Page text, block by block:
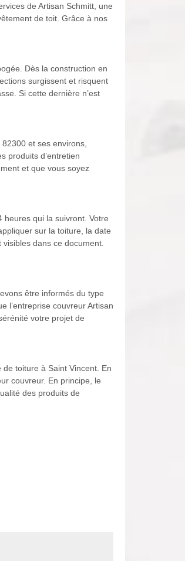
de Artisan Schmitt, une
de toit. Grâce à nos
Dès la construction en
surgissent et risquent
Si cette dernière n’est
et ses environs,
produits d’entretien
et que vous soyez
heures qui la suivront. Votre
sur la toiture, la date
dans ce document.
être informés du type
l’entreprise couvreur Artisan
votre projet de
toiture à Saint Vincent. En
couvreur. En principe, le
des produits de